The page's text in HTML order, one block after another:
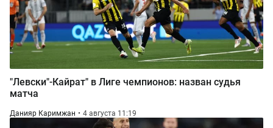
"Левски"-Кайрат" в Лиге чемпионов: назван судья
матча
Данияр Каримжан 4 августа 11:19